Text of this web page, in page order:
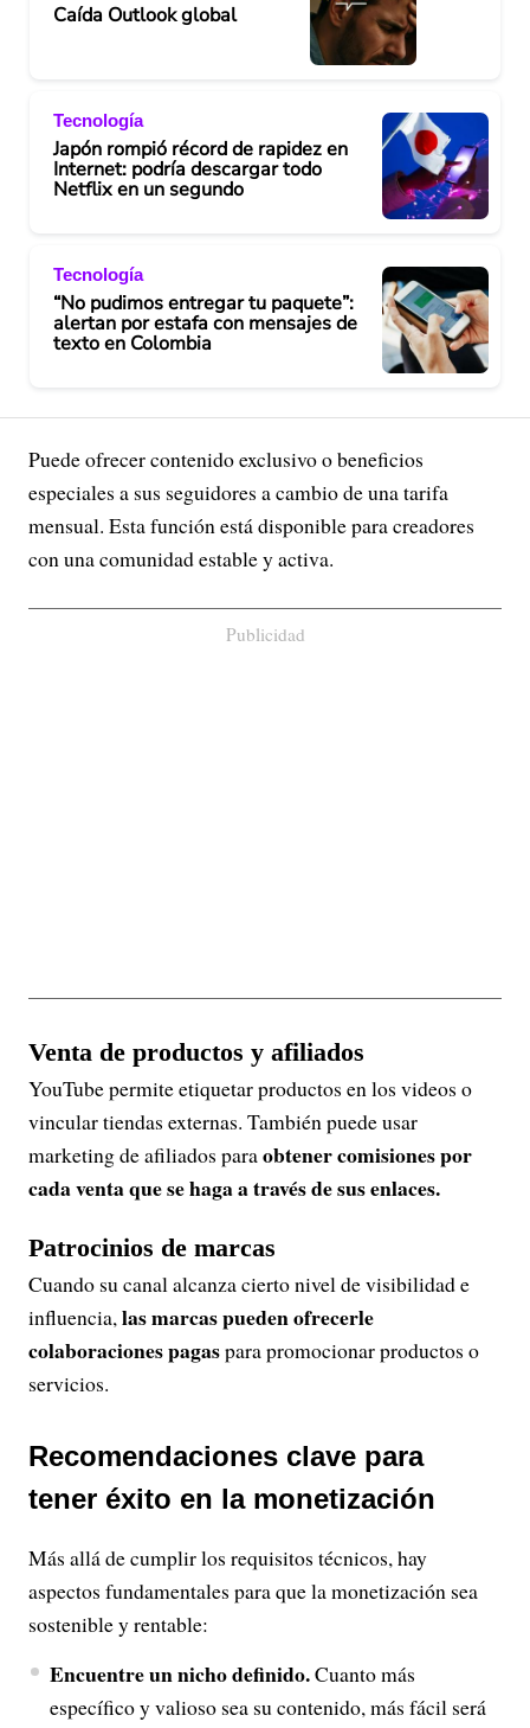
Caída Outlook global
Tecnología
Japón rompió récord de rapidez en
Internet: podría descargar todo
Netflix en un segundo
Tecnología
“No pudimos entregar tu paquete”:
alertan por estafa con mensajes de
texto en Colombia
Puede ofrecer contenido exclusivo o beneficios
especiales a sus seguidores a cambio de una tarifa
mensual. Esta función está disponible para creadores
con una comunidad estable y activa.
Publicidad
Venta de productos y afiliados
YouTube permite etiquetar productos en los videos o
vincular tiendas externas. También puede usar
marketing de afiliados paraobtener comisiones por
cada venta que se haga a través de sus enlaces.
Patrocinios de marcas
Cuando su canal alcanza cierto nivel de visibilidad e
influencia,las marcas pueden ofrecerle
colaboraciones pagaspara promocionar productos o
servicios.
Recomendaciones clave para
tener éxito en la monetización
Más allá de cumplir los requisitos técnicos, hay
aspectos fundamentales para que la monetización sea
sostenible y rentable:
Encuentre un nicho definido.Cuanto más
específico y valioso sea su contenido, más fácil será